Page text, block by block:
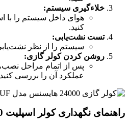
خلاء‌گیری سیستم:
هوای داخل سیستم را با
کنید.
تست نشت‌یابی:
سیستم را از نظر
روشن کردن کولر گازی:
پس از اتمام مراحل
عملکرد آن را بررسی
راهنمای نگهداری کولر اسپلیت 24000 هایسنس hisens: